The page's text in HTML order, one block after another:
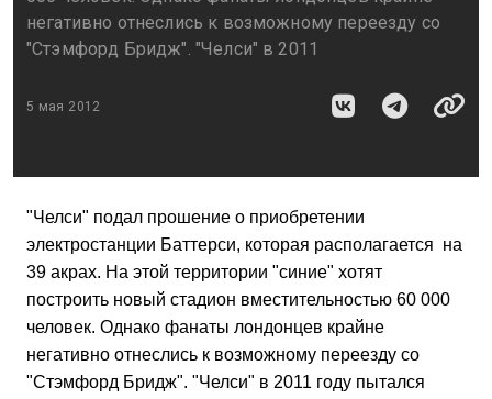
негативно отнеслись к возможному переезду со
"Стэмфорд Бридж". "Челси" в 2011
5 мая 2012
"Челси" подал прошение о приобретении
электростанции Баттерси, которая располагается на
39 акрах. На этой территории "синие" хотят
построить новый стадион вместительностью 60 000
человек. Однако фанаты лондонцев крайне
негативно отнеслись к возможному переезду со
"Стэмфорд Бридж". "Челси" в 2011 году пытался